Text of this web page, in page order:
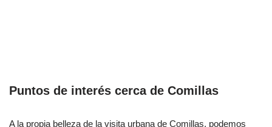
Puntos de interés cerca de Comillas
A la propia belleza de la visita urbana de Comillas, podemos